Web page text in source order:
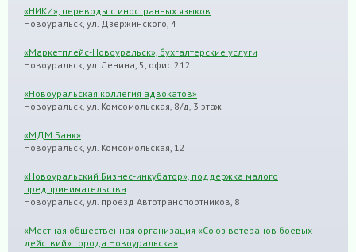
«НИКИ», переводы с иностранных языков
Новоуральск, ул. Дзержинского, 4
«Маркетплейс-Новоуральск», бухгалтерские услуги
Новоуральск, ул. Ленина, 5, офис 212
«Новоуральская коллегия адвокатов»
Новоуральск, ул. Комсомольская, 8/д, 3 этаж
«МДМ Банк»
Новоуральск, ул. Комсомольская, 12
«Новоуральский Бизнес-инкубатор», поддержка малого
предпринимательства
Новоуральск, ул. проезд Автотранспортников, 8
«Местная общественная организация «Союз ветеранов боевых
действий» города Новоуральска»